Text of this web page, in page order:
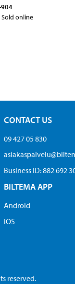
Sold online
CONTACT US
09 427 05 830
Business ID:​ 882 692
BILTEMA APP
Android
iOS
reserved.